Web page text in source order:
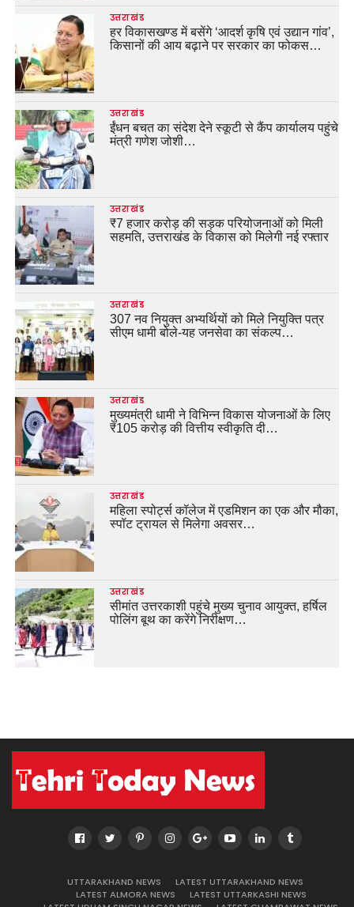
उत्तराखंड
हर विकासखण्ड में बसेंगे ‘आदर्श कृषि एवं उद्यान गांव’,
किसानों की आय बढ़ाने पर सरकार का फोकस…
उत्तराखंड
ईंधन बचत का संदेश देने स्कूटी से कैंप कार्यालय पहुंचे
मंत्री गणेश जोशी…
उत्तराखंड
₹7 हजार करोड़ की सड़क परियोजनाओं को मिली
सहमति, उत्तराखंड के विकास को मिलेगी नई रफ्तार
उत्तराखंड
307 नव नियुक्त अभ्यर्थियों को मिले नियुक्ति पत्र
सीएम धामी बोले-यह जनसेवा का संकल्प…
उत्तराखंड
मुख्यमंत्री धामी ने विभिन्न विकास योजनाओं के लिए
₹105 करोड़ की वित्तीय स्वीकृति दी…
उत्तराखंड
महिला स्पोर्ट्स कॉलेज में एडमिशन का एक और मौका,
स्पॉट ट्रायल से मिलेगा अवसर…
उत्तराखंड
सीमांत उत्तरकाशी पहुंचे मुख्य चुनाव आयुक्त, हर्षिल
पोलिंग बूथ का करेंगे निरीक्षण…
UTTARAKHAND NEWS
LATEST UTTARAKHAND NEWS
LATEST ALMORA NEWS
LATEST UTTARKASHI NEWS